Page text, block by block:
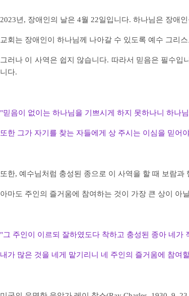
2023년, 장애인의 날은 4월 22일입니다. 하나님은 장애
교회는 장애인이 하나님께 나아갈 수 있도록 예수 그리
그러나 이 사역은 쉽지 않습니다. 따라서 믿음은 필수
니다.
"믿음이 없이는 하나님을 기쁘시게 하지 못하나니 하나
또한 그가 자기를 찾는 자들에게 상 주시는 이심을 믿어
또한, 예수님처럼 충성된 종으로 이 사역을 할 때 보람과
아마도 주인의 즐거움에 참여하는 것이 가장 큰 상이 아
"그 주인이 이르되 잘하였도다 착하고 충성된 종아 네가
내가 많은 것을 네게 맡기리니 네 주인의 즐거움에 참여